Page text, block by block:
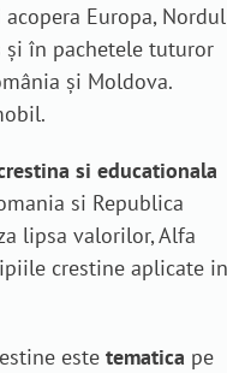
Europa, Nordul
în pachetele tuturor
și Moldova.
si educationala
si Republica
lipsa valorilor, Alfa
crestine aplicate in
este tematica pe